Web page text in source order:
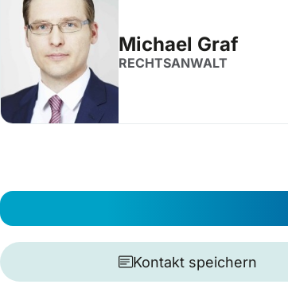
Michael Graf
RECHTSANWALT
Kontakt speichern